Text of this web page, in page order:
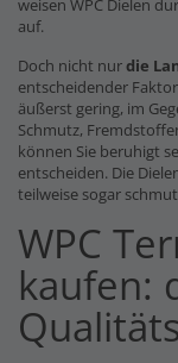
weisen WPC Dielen
auf.
Doch nicht nurdie
entscheidender
äußerst gering, im
Schmutz,
können Sie beruhigt
entscheiden. Die
teilweise sogar
WPC
kaufen: